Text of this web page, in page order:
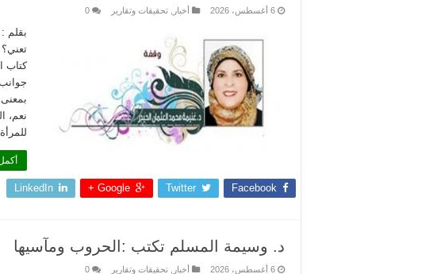
6 أغسطس، 2026 أخبار تحقيقات وتقارير 0
بقلم
كتاب
نعم،
Facebook
Twitter
Google +
LinkedIn
د. وسيمة المسلم تكتب :الحروب ومآسيها
6 أغسطس، 2026 أخبار تحقيقات وتقارير 0